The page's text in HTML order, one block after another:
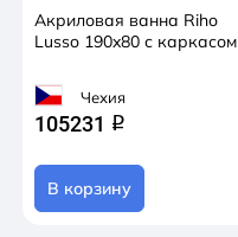
Акриловая ванна Riho
Lusso 190x80 с каркасом
Чехия
105231 q
В корзину